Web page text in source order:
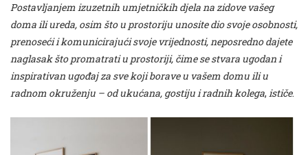
Postavljanjem izuzetnih umjetničkih djela na zidove vašeg
doma ili ureda, osim što u prostoriju unosite dio svoje osobnosti,
prenoseći i komunicirajući svoje vrijednosti, neposredno dajete
naglasak što promatrati u prostoriji, čime se stvara ugodan i
inspirativan ugođaj za sve koji borave u vašem domu ili u
radnom okruženju – od ukućana, gostiju i radnih kolega, ističe.